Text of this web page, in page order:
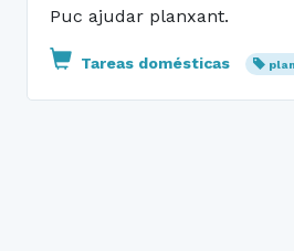
Puc ajudar planxant.
Tareas domésticas